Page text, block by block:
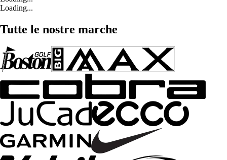
Loading...
Tutte le nostre marche